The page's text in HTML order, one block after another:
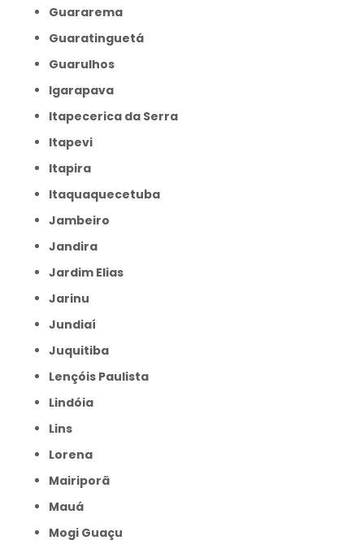
Guararema
Guaratinguetá
Guarulhos
Igarapava
Itapecerica da Serra
Itapevi
Itapira
Itaquaquecetuba
Jambeiro
Jandira
Jardim Elias
Jarinu
Jundiaí
Juquitiba
Lençóis Paulista
Lindóia
Lins
Lorena
Mairiporã
Mauá
Mogi Guaçu